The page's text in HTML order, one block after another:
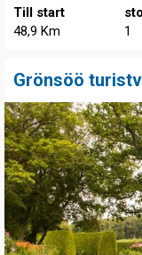
Till start
48,9 Km
1
Grönsöö